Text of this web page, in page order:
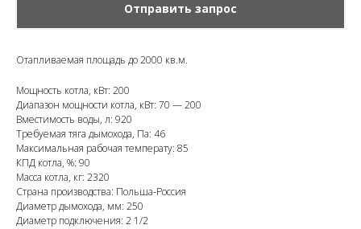
Отправить запрос
Отапливаемая площадь до 2000 кв.м.
Мощность котла, кВт: 200
Диапазон мощности котла, кВт: 70 — 200
Вместимость воды, л: 920
Требуемая тяга дымохода, Па: 46
Максимальная рабочая температу: 85
КПД котла, %: 90
Масса котла, кг: 2320
Страна производства: Польша-Россия
Диаметр дымохода, мм: 250
Диаметр подключения: 2 1/2